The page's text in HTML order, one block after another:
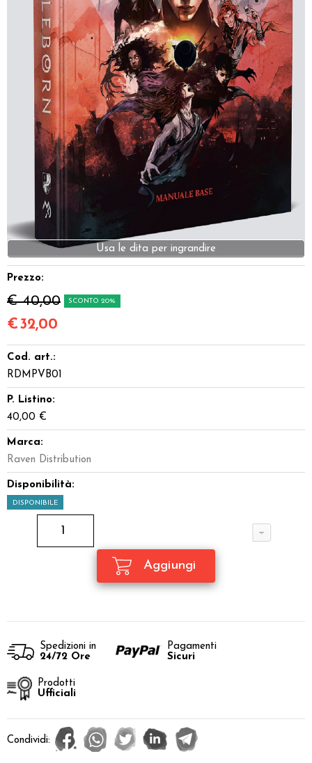
Accessori
Giocattoli e Gadget
Offerte del Dragone
Prezzo:
€ 40,00 SCONTO 20%
€32,00
Cod. art.:
RDMPVB01
P. Listino:
40,00 €
Marca:
Raven Distribution
Disponibilità:
DISPONIBILE
Spedizioni in
24/72 Ore
Pagamenti
Sicuri
Prodotti
Ufficiali
Condividi: